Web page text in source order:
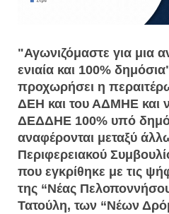
"Αγωνιζόμαστε για μια
ενιαία και 100%
προχωρήσει η
ΔΕΗ και του ΑΔΜΗΕ και
ΔΕΔΔΗΕ 100% υπό
αναφέρονται μεταξύ
Περιφερειακού
που εγκρίθηκε με τις
της “Νέας
Τατούλη, των “Νέων